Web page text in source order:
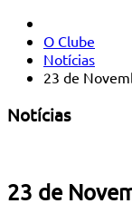
O Clube
Notícias
23 de
Notícias
23 de